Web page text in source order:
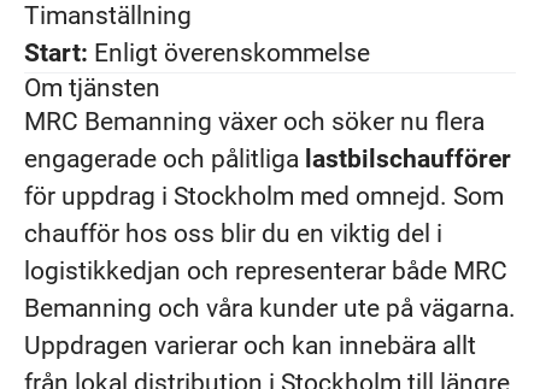
Timanställning
Start: Enligt överenskommelse
Om tjänsten
MRC Bemanning växer och söker nu flera
engagerade och pålitliga lastbilschaufförer
för uppdrag i Stockholm med omnejd. Som
chaufför hos oss blir du en viktig del i
logistikkedjan och representerar både MRC
Bemanning och våra kunder ute på vägarna.
Uppdragen varierar och kan innebära allt
från lokal distribution i Stockholm till längre